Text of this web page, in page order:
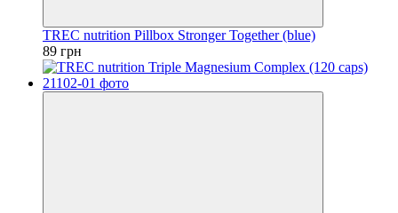
TREC nutrition Pillbox Stronger Together (blue)
89 грн